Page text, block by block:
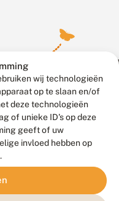
wij technologieën
op te slaan en/of
deze technologieën
of unieke ID's op deze
geeft of uw
invloed hebben op
, ontworpen door